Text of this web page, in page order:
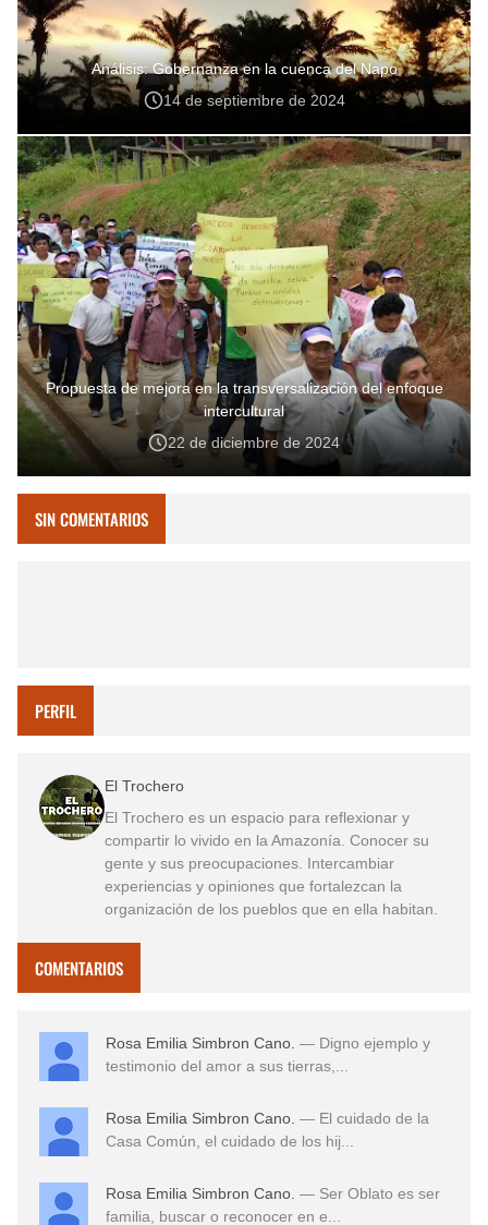
Análisis: Gobernanza en la cuenca del Napo
14 de septiembre de 2024
Propuesta de mejora en la transversalización del enfoque
intercultural
22 de diciembre de 2024
SIN COMENTARIOS
PERFIL
El Trochero
El Trochero es un espacio para reflexionar y
compartir lo vivido en la Amazonía. Conocer su
gente y sus preocupaciones. Intercambiar
experiencias y opiniones que fortalezcan la
organización de los pueblos que en ella habitan.
COMENTARIOS
Rosa Emilia Simbron Cano. — Digno ejemplo y
testimonio del amor a sus tierras,...
Rosa Emilia Simbron Cano. — El cuidado de la
Casa Común, el cuidado de los hij...
Rosa Emilia Simbron Cano. — Ser Oblato es ser
familia, buscar o reconocer en e...